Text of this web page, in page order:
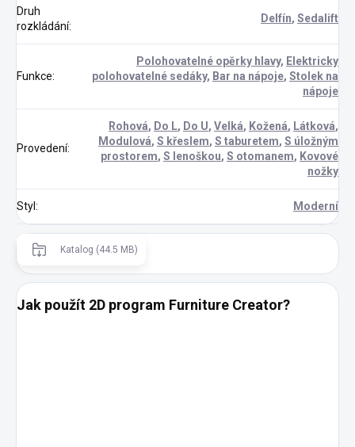
Druh
rozkládání:
Delfín, Sedalift
Funkce:
Polohovatelné opěrky hlavy, Elektricky
polohovatelné sedáky, Bar na nápoje, Stolek na
nápoje
Provedení:
Rohová, Do L, Do U, Velká, Kožená, Látková,
Modulová, S křeslem, S taburetem, S úložným
prostorem, S lenoškou, S otomanem, Kovové
nožky
Styl: Moderní
Katalog (44.5 MB)
Jak použít 2D program Furniture Creator?